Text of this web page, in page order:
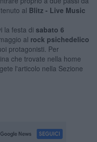
al Blitz - Live Music
la festa di sabato 6
al rock psichedelico
protagonisti. Per
che trovate nella home
l'articolo nella Sezione